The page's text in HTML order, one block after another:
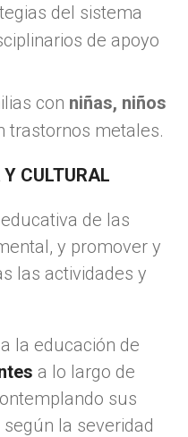
del sistema
de apoyo
con niñas, niños
trastornos metales.
CULTURAL
de las
y promover y
las actividades y
la educación de
a lo largo de
sus
la severidad